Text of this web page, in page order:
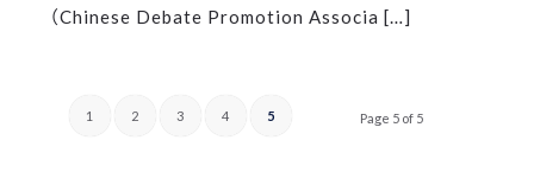
（Chinese Debate Promotion Associa […]
Page 5 of 5
1 2 3 4 5